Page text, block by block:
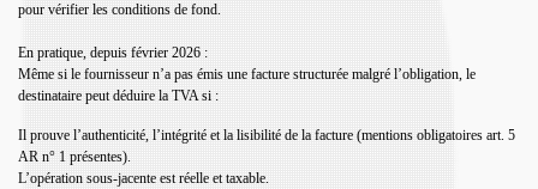
pour vérifier les conditions de fond.
En pratique, depuis février 2026 :
Même si le fournisseur n’a pas émis une facture structurée malgré l’obligation, le
destinataire peut déduire la TVA si :
Il prouve l’authenticité, l’intégrité et la lisibilité de la facture (mentions obligatoires art. 5
AR n° 1 présentes).
L’opération sous-jacente est réelle et taxable.